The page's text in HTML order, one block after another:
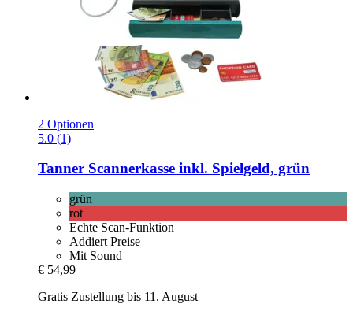
2 Optionen
5.0 (1)
Tanner Scannerkasse inkl. Spielgeld, grün
grün
rot
Echte Scan-Funktion
Addiert Preise
Mit Sound
€ 54,99
Gratis Zustellung bis 11. August